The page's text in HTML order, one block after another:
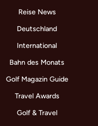
Reise News
Deutschland
International
Bahn des Monats
Golf Magazin Guide
Travel Awards
Golf & Travel